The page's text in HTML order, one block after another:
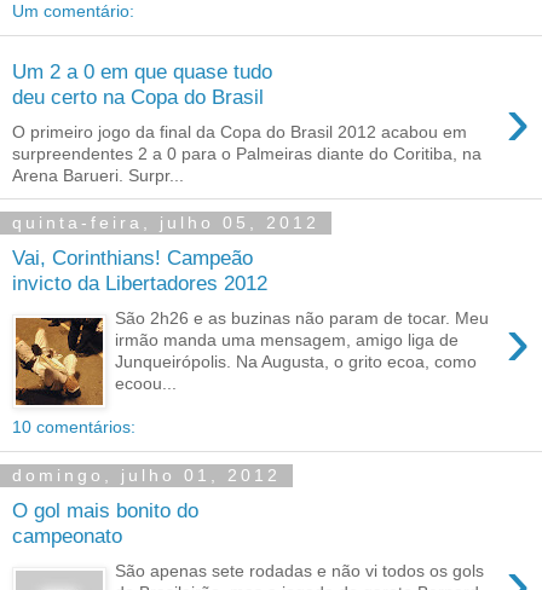
Um comentário:
Um 2 a 0 em que quase tudo
deu certo na Copa do Brasil
›
O primeiro jogo da final da Copa do Brasil 2012 acabou em
surpreendentes 2 a 0 para o Palmeiras diante do Coritiba, na
Arena Barueri. Surpr...
quinta-feira, julho 05, 2012
Vai, Corinthians! Campeão
invicto da Libertadores 2012
›
São 2h26 e as buzinas não param de tocar. Meu
irmão manda uma mensagem, amigo liga de
Junqueirópolis. Na Augusta, o grito ecoa, como
ecoou...
10 comentários:
domingo, julho 01, 2012
O gol mais bonito do
campeonato
São apenas sete rodadas e não vi todos os gols